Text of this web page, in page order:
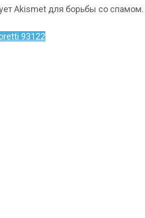
Akismet для борьбы со спамом.
93122